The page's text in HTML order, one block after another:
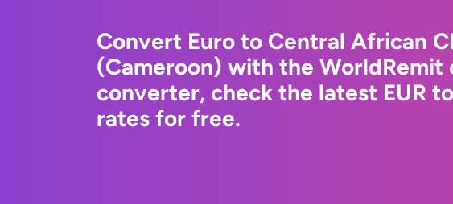
Convert Euro to Central African
(Cameroon) with the WorldRemit
converter, check the latest EUR
rates for free.